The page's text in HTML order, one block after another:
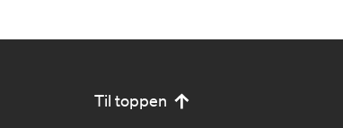
Til toppen